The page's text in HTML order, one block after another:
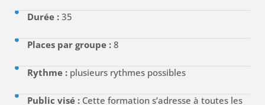
Durée : 35
Places par groupe : 8
Rythme : plusieurs rythmes possibles
Public visé : Cette formation s’adresse à toutes les